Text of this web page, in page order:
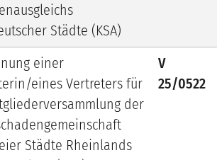
Städte (KSA)
einer
eines Vertreters für
der
Städte Rheinlands
V
25/0522